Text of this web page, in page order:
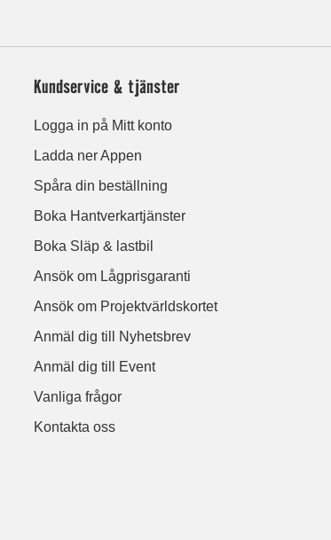
Kundservice & tjänster
Logga in på Mitt konto
Ladda ner Appen
Spåra din beställning
Boka Hantverkartjänster
Boka Släp & lastbil
Ansök om Lågprisgaranti
Ansök om Projektvärldskortet
Anmäl dig till Nyhetsbrev
Anmäl dig till Event
Vanliga frågor
Kontakta oss